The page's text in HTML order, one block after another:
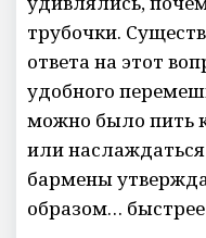
трубочки.
ответа на этот
удобного
можно было пить
или
бармены
образом…